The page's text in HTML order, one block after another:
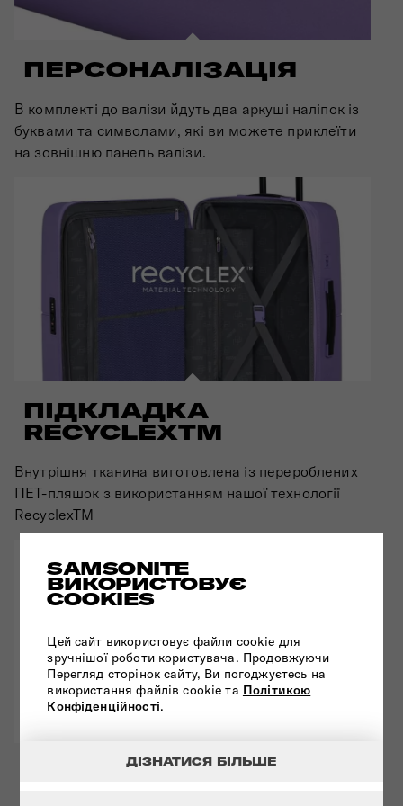
SAMSONITE
ВИКОРИСТОВУЄ
COOKIES
Цей сайт використовує файли cookie для
зручнішої роботи користувача. Продовжуючи
Перегляд сторінок сайту, Ви погоджуєтесь на
використання файлів cookie та Політикою
Конфіденційності.
ДІЗНАТИСЯ БІЛЬШЕ
ПЕРСОНАЛІЗАЦІЯ
В комплекті до валізи йдуть два аркуші наліпок із
буквами та символами, які ви можете приклеїти
на зовнішню панель валізи.
ПІДКЛАДКА
RECYCLEXTM
Внутрішня тканина виготовлена ​​із перероблених
ПЕТ-пляшок з використанням нашої технології
RecyclexTM
СТІЙКА КОНСТРУКЦІЯ